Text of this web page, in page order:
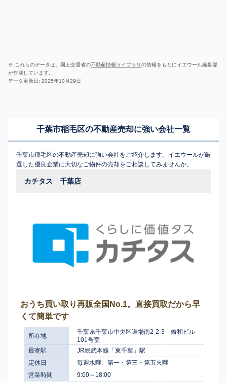
※ これらのデータは、国土交通省の不動産情報ライブラリの情報をもとにイエウール編集部
が作成しています。
データ更新日: 2025年10月29日
千葉市稲毛区の不動産売却に強い会社一覧
千葉市稲毛区の不動産売却に強い会社をご紹介します。イエウールが厳
選した優良企業に大切なご物件の売却をご相談してみませんか。
カチタス 千葉店
おうち買い取り再販全国No.1。直接買取だから早
くて簡単です
所在地
千葉県千葉市中央区道場南2-2-3 脩和ビル
101号室
最寄駅
JR総武本線「東千葉」駅
定休日
毎週水曜、第一・第三・第五火曜
営業時間
9:00～18:00